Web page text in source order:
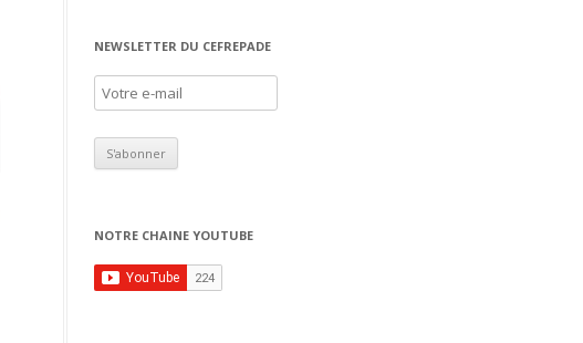
NEWSLETTER DU CEFREPADE
NOTRE CHAINE YOUTUBE